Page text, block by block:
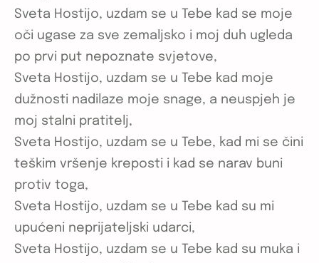
Sveta Hostijo, uzdam se u Tebe kad se moje
oči ugase za sve zemaljsko i moj duh ugleda
po prvi put nepoznate svjetove,
Sveta Hostijo, uzdam se u Tebe kad moje
dužnosti nadilaze moje snage, a neuspjeh je
moj stalni pratitelj,
Sveta Hostijo, uzdam se u Tebe, kad mi se čini
teškim vršenje kreposti i kad se narav buni
protiv toga,
Sveta Hostijo, uzdam se u Tebe kad su mi
upućeni neprijateljski udarci,
Sveta Hostijo, uzdam se u Tebe kad su muka i